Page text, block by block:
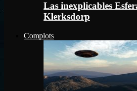
Las inexplicables
Klerksdorp
Complots